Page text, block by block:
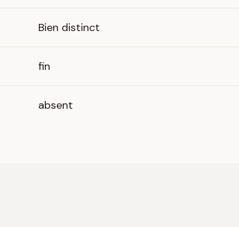
Bien distinct
fin
absent